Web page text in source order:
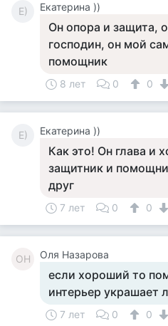
Е) Екатерина ))
Он опора и защита,
господин, он мой
помощник
8 лет 0 0
Е) Екатерина ))
Как это! Он глава и
защитник и
друг
7 лет 0 0
ОН Оля Назарова
если хороший то
интерьер украшает
7 лет 0 0